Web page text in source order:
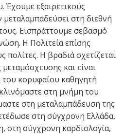
Έχουμε εξαιρετικούς
στη διεθνή
Εισπράττουμε σεβασμό
Η Πολιτεία επίσης
πολίτες. Η βραδιά σχετίζεται
και είναι
κορυφαίου καθηγητή
στη μνήμη του
στη μεταλαμπάδευση της
στη σύγχρονη Ελλάδα,
στη σύγχρονη καρδιολογία,